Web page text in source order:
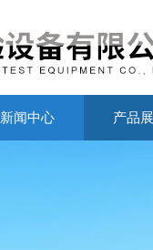
新闻中心 产品